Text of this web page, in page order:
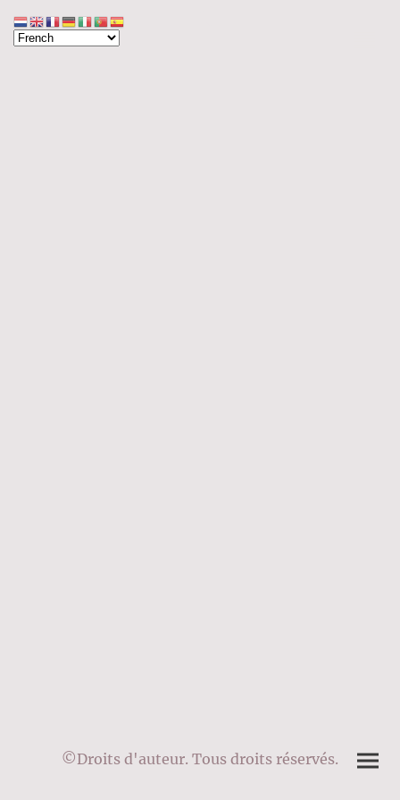
©Droits d'auteur. Tous droits réservés.